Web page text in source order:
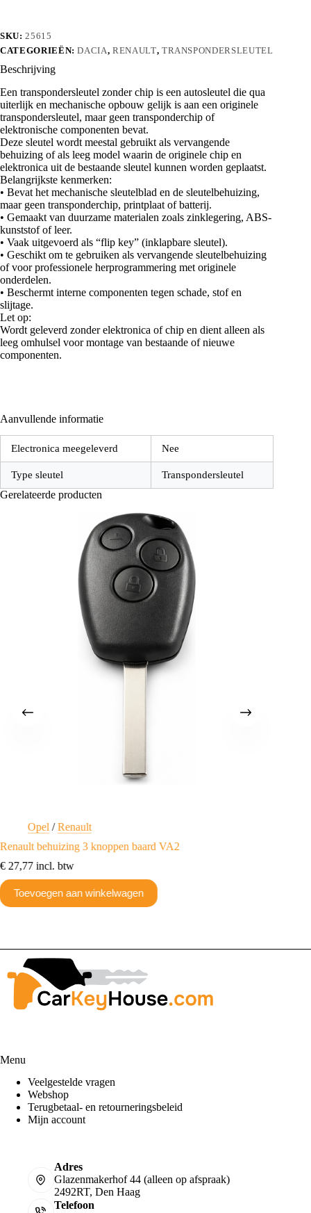
SKU:25615
CATEGORIEËN:DACIA,RENAULT, TRANSPONDERSLEUTEL
Beschrijving
Een transpondersleutel zonder chip is een autosleutel die qua
uiterlijk en mechanische opbouw gelijk is aan een originele
transpondersleutel, maar geen transponderchip of
elektronische componenten bevat.
Deze sleutel wordt meestal gebruikt als vervangende
behuizing of als leeg model waarin de originele chip en
elektronica uit de bestaande sleutel kunnen worden geplaatst.
Belangrijkste kenmerken:
• Bevat het mechanische sleutelblad en de sleutelbehuizing,
maar geen transponderchip, printplaat of batterij.
• Gemaakt van duurzame materialen zoals zinklegering, ABS-
kunststof of leer.
• Vaak uitgevoerd als “flip key” (inklapbare sleutel).
• Geschikt om te gebruiken als vervangende sleutelbehuizing
of voor professionele herprogrammering met originele
onderdelen.
• Beschermt interne componenten tegen schade, stof en
slijtage.
Let op:
Wordt geleverd zonder elektronica of chip en dient alleen als
leeg omhulsel voor montage van bestaande of nieuwe
componenten.
Aanvullende informatie
Electronica meegeleverd Nee
Type sleutel Transpondersleutel
Gerelateerde producten
Opel /Renault
Renault behuizing 3 knoppen baard VA2
€ 27,77 incl. btw
Toevoegen aan winkelwagen
Menu
Veelgestelde vragen
Webshop
Terugbetaal- en retourneringsbeleid
Mijn account
Adres
Glazenmakerhof 44 (alleen op afspraak)
2492RT, Den Haag
Telefoon